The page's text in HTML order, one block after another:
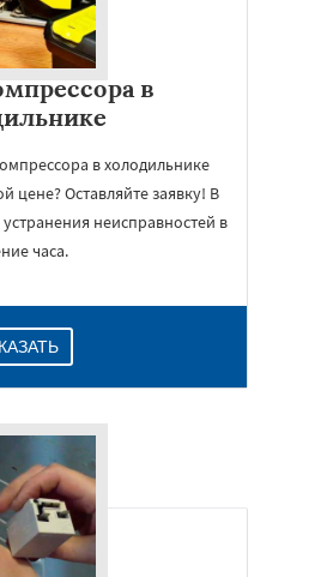
в
в холодильнике
цене? Оставляйте заявку! В
неисправностей в
часа.